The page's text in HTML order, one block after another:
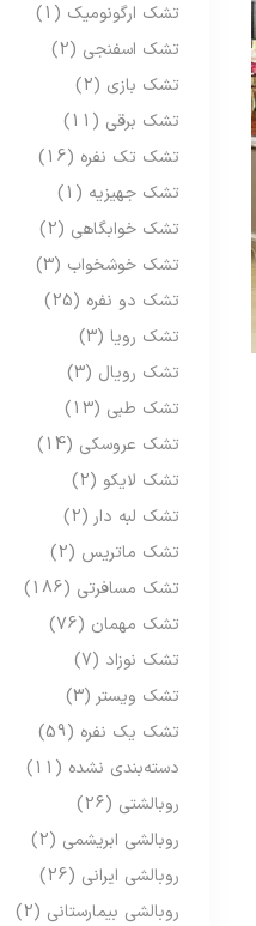
تشک ارگونومیک (1)
تشک اسفنجی (2)
تشک بازی (2)
تشک برقی (11)
تشک تک نفره (16)
تشک جهیزیه (1)
تشک خوابگاهی (2)
تشک خوشخواب (3)
تشک دو نفره (25)
تشک رویا (3)
تشک رویال (3)
تشک طبی (13)
تشک عروسکی (14)
تشک لایکو (2)
تشک لبه دار (2)
تشک ماتریس (2)
تشک مسافرتی (186)
تشک مهمان (76)
تشک نوزاد (7)
تشک ویستر (3)
تشک یک نفره (59)
دسته‌بندی نشده (11)
روبالشتی (26)
روبالشی ابریشمی (2)
روبالشی ایرانی (26)
روبالشی بیمارستانی (2)